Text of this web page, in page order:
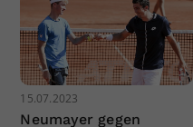
15.07.2023
Neumayer gegen